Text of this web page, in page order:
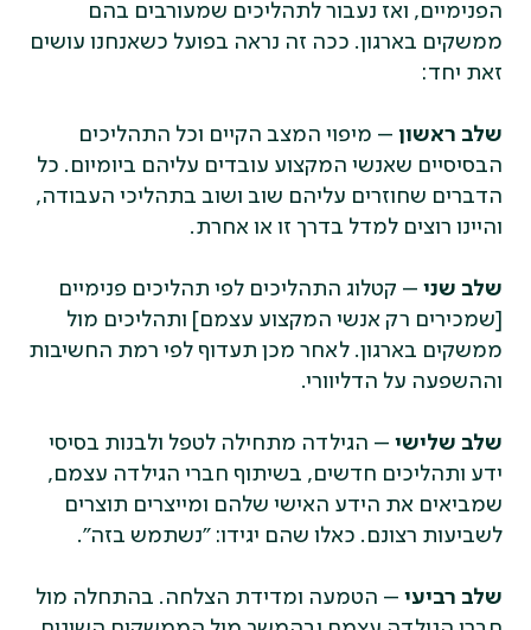
הפנימיים, ואז נעבור לתהליכים שמעורבים בהם
ממשקים בארגון. ככה זה נראה בפועל כשאנחנו עושים
זאת יחד:
שלב ראשון – מיפוי המצב הקיים וכל התהליכים
הבסיסיים שאנשי המקצוע עובדים עליהם ביומיום. כל
הדברים שחוזרים עליהם שוב ושוב בתהליכי העבודה,
והיינו רוצים למדל בדרך זו או אחרת.
שלב שני– קטלוג התהליכים לפי תהליכים פנימיים
[שמכירים רק אנשי המקצוע עצמם] ותהליכים מול
ממשקים בארגון. לאחר מכן תעדוף לפי רמת החשיבות
וההשפעה על הדליוורי.
שלב שלישי– הגילדה מתחילה לטפל ולבנות בסיסי
ידע ותהליכים חדשים, בשיתוף חברי הגילדה עצמם,
שמביאים את הידע האישי שלהם ומייצרים תוצרים
לשביעות רצונם. כאלו שהם יגידו: "נשתמש בזה".
שלב רביעי– הטמעה ומדידת הצלחה. בהתחלה מול